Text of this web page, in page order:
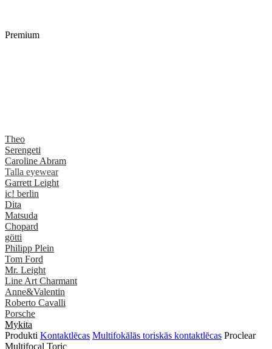
Premium
Theo
Serengeti
Caroline Abram
Talla eyewear
Garrett Leight
ic! berlin
Dita
Matsuda
Chopard
götti
Philipp Plein
Tom Ford
Mr. Leight
Line Art Charmant
Anne&Valentin
Roberto Cavalli
Porsche
Mykita
Produkti Kontaktlēcas Multifokālās toriskās kontaktlēcas Proclear
Multifocal Toric